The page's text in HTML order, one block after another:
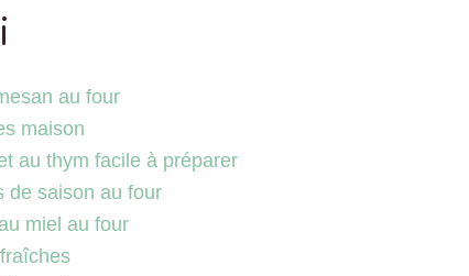
au four
maison
au thym facile à préparer
de saison au four
miel au four